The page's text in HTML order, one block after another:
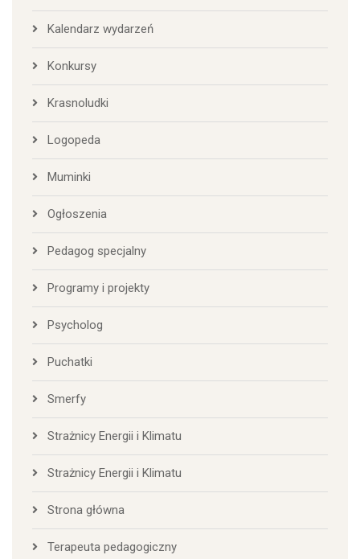
Kalendarz wydarzeń
Konkursy
Krasnoludki
Logopeda
Muminki
Ogłoszenia
Pedagog specjalny
Programy i projekty
Psycholog
Puchatki
Smerfy
Strażnicy Energii i Klimatu
Strażnicy Energii i Klimatu
Strona główna
Terapeuta pedagogiczny